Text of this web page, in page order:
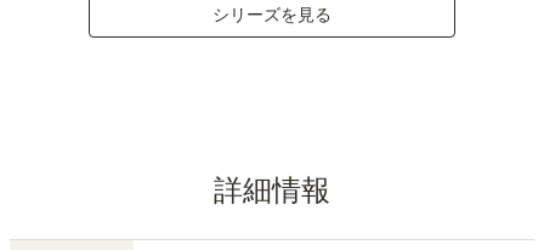
シリーズを見る
詳細情報